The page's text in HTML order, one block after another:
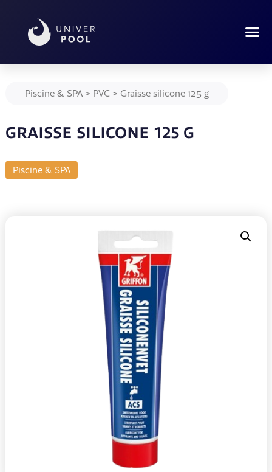
Piscine & SPA> PVC > Graisse silicone 125 g
GRAISSE SILICONE 125 G
Piscine & SPA